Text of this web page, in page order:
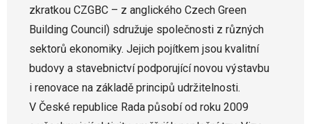
zkratkou CZGBC – z anglického Czech Green
Building Council) sdružuje společnosti z různých
sektorů ekonomiky. Jejich pojítkem jsou kvalitní
budovy a stavebnictví podporující novou výstavbu
i renovace na základě principů udržitelnosti.
V České republice Rada působí od roku 2009